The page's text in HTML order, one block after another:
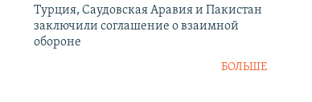
Турция, Саудовская Аравия и Пакистан
заключили соглашение о взаимной
обороне
БОЛЬШЕ